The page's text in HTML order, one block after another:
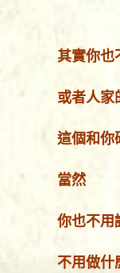
其實你也
或者人家
這個和你
當然
你也不用
不用做什